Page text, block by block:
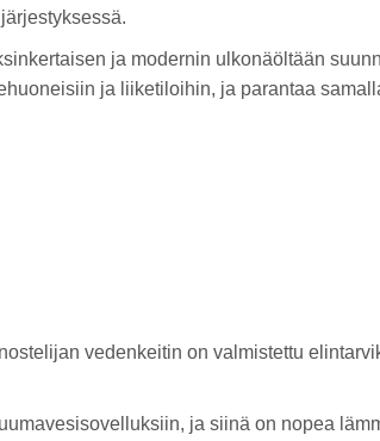
ja modernin ulkonäöltään
ja liiketiloihin, ja parantaa
vedenkeitin on valmistettu
ja siinä on nopea